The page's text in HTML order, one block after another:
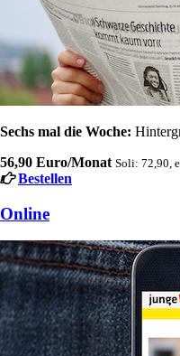
Sechs mal die Woche:
56,90 Euro/Monat Soli: 72,90,
Bestellen
Online